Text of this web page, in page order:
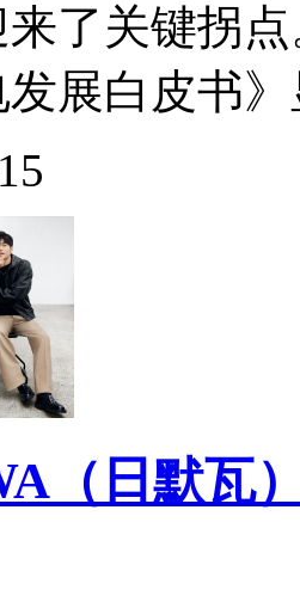
来了关键拐
展白皮书
（日默瓦